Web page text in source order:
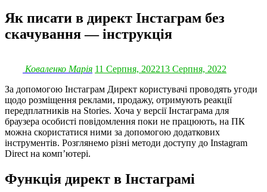
Як писати в директ Інстаграм без
скачування — інструкція
Коваленко Марія 11 Серпня, 202213 Серпня, 2022
За допомогою Інстаграм Директ користувачі проводять угоди
щодо розміщення реклами, продажу, отримують реакції
передплатників на Stories. Хоча у версії Інстаграма для
браузера особисті повідомлення поки не працюють, на ПК
можна скористатися ними за допомогою додаткових
інструментів. Розглянемо різні методи доступу до Instagram
Direct на комп’ютері.
Функція директ в Інстаграмі